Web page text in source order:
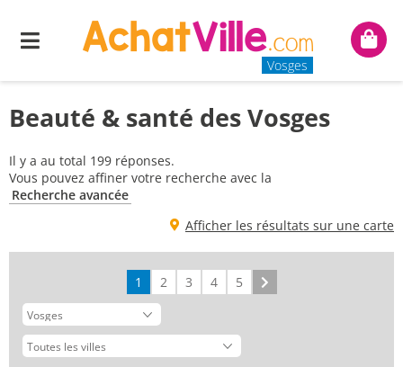
Menu
Vosges
Mon
Beauté & santé des Vosges
Il y a au total 199 réponses.
Vous pouvez affiner votre recherche avec la
Recherche avancée
Afficher les résultats sur une carte
1 2 3 4 5